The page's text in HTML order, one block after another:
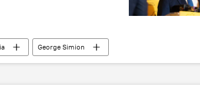
George Simion